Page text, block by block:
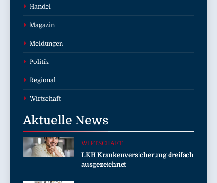
Handel
Magazin
Meldungen
Politik
Regional
Wirtschaft
Aktuelle News
WIRTSCHAFT
LKH Krankenversicherung dreifach
ausgezeichnet